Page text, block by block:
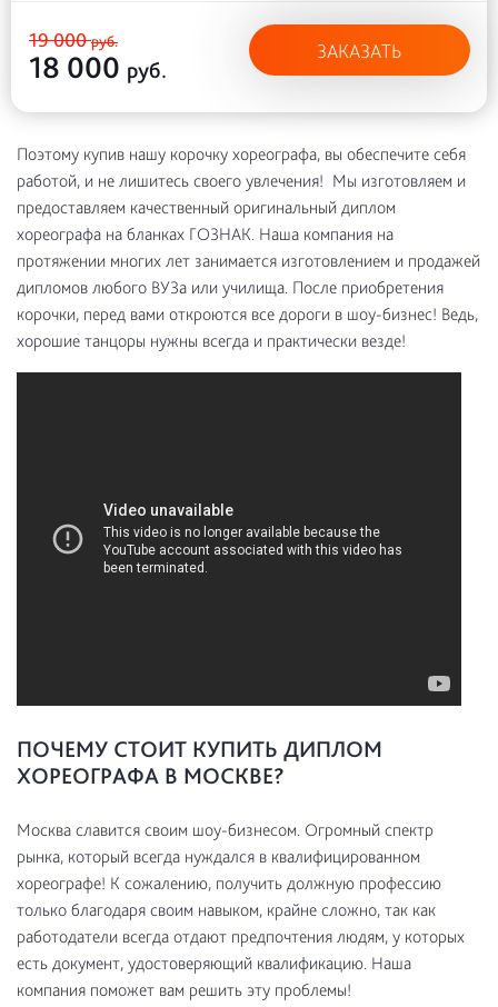
19 000руб.
18 000 руб.
ЗАКАЗАТЬ
Поэтому купив нашу корочку хореографа, вы обеспечите себя
работой, и не лишитесь своего увлечения! Мы изготовляем и
предоставляем качественный оригинальный диплом
хореографа на бланках ГОЗНАК. Наша компания на
протяжении многих лет занимается изготовлением и продажей
дипломов любого ВУЗа или училища. После приобретения
корочки, перед вами откроются все дороги в шоу-бизнес! Ведь,
хорошие танцоры нужны всегда и практически везде!
ПОЧЕМУ СТОИТ КУПИТЬ ДИПЛОМ
ХОРЕОГРАФА В МОСКВЕ?
Москва славится своим шоу-бизнесом. Огромный спектр
рынка, который всегда нуждался в квалифицированном
хореографе! К сожалению, получить должную профессию
только благодаря своим навыком, крайне сложно, так как
работодатели всегда отдают предпочтения людям, у которых
есть документ, удостоверяющий квалификацию. Наша
компания поможет вам решить эту проблемы!